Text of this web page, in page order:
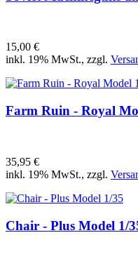
15,00 €
inkl. 19% MwSt., zzgl.
Farm Ruin - Royal
35,95 €
inkl. 19% MwSt., zzgl.
Chair - Plus Model 1/